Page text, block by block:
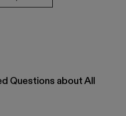
Questions about All